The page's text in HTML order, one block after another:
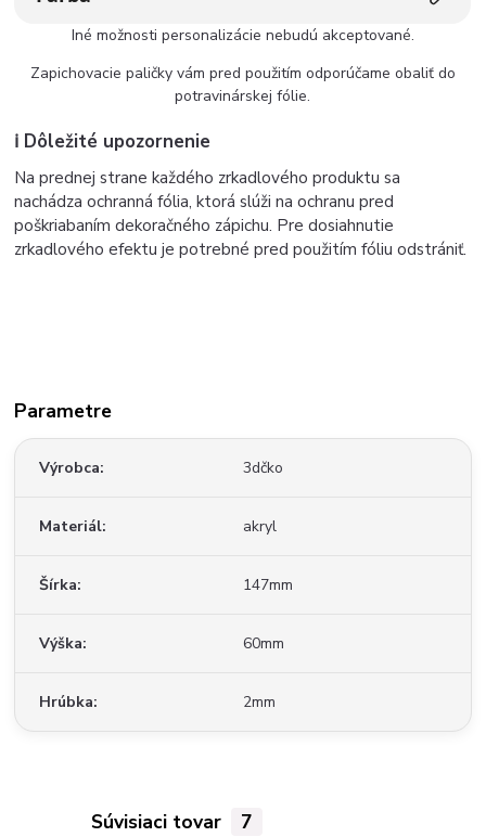
Iné možnosti personalizácie nebudú akceptované.
Zapichovacie paličky vám pred použitím odporúčame obaliť do
potravinárskej fólie.
ℹ️ Dôležité upozornenie
Na prednej strane každého zrkadlového produktu sa
nachádza ochranná fólia, ktorá slúži na ochranu pred
poškriabaním dekoračného zápichu. Pre dosiahnutie
zrkadlového efektu je potrebné pred použitím fóliu odstrániť.
Parametre
Výrobca 3dčko
Materiál akryl
Šírka 147mm
Výška 60mm
Hrúbka 2mm
Súvisiaci tovar 7